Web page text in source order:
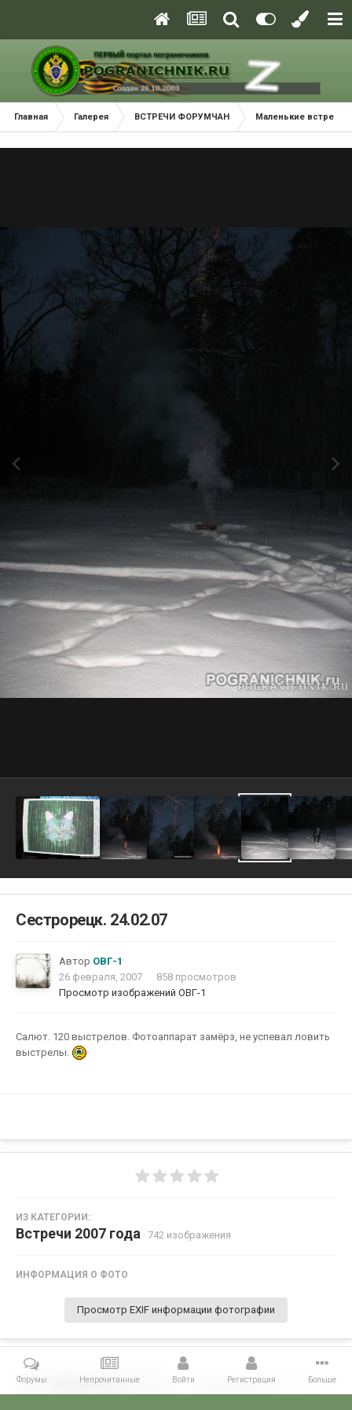
Главная Галерея ВСТРЕЧИ ФОРУМЧАН Маленькие встречи
Сестрорецк. 24.02.07
Автор ОВГ-1
26 февраля, 2007
858 просмотров
Просмотр изображений ОВГ-1
Салют. 120 выстрелов. Фотоаппарат замёрз, не успевал ловить
выстрелы.
ИЗ КАТЕГОРИИ:
Встречи 2007 года · 742 изображения
ИНФОРМАЦИЯ О ФОТО
Просмотр EXIF информации фотографии
Поделиться Подписчики 0
Форумы Непрочитанные Войти Регистрация Больше